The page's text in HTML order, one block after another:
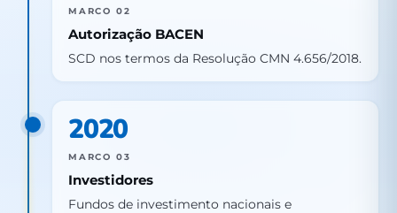
MARCO 02
Autorização BACEN
SCD nos termos da Resolução CMN 4.656/2018.
2020
MARCO 03
Investidores
Fundos de investimento nacionais e